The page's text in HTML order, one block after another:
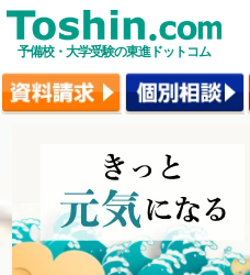
予備校・大学受験の東進ドットコム